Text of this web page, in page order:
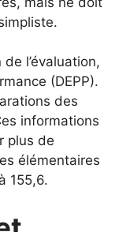
l’évaluation,
(DEPP).
des
informations
plus de
élémentaires
155,6.